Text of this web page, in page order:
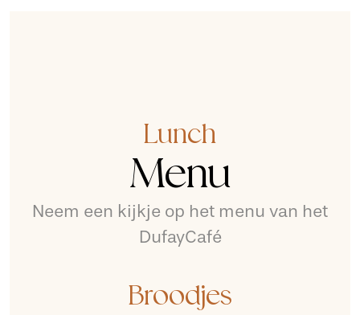
Lunch
Menu
Neem een kijkje op het menu van het
DufayCafé
Broodjes